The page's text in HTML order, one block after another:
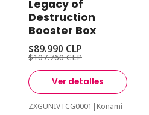
Agotado
Legacy of
Destruction
Booster Box
$89.990 CLP
$107.760 CLP
Ver detalles
ZXGUNIVTCG0001 | Konami